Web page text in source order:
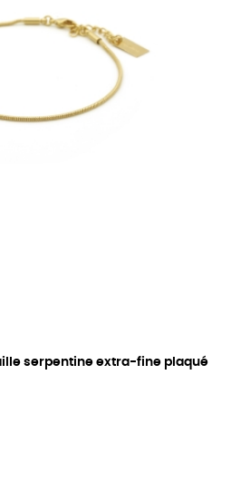
serpentine extra-fine plaqué